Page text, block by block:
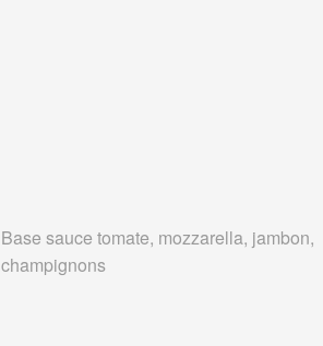
Base sauce tomate, mozzarella, jambon,
champignons